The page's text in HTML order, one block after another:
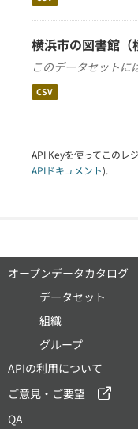
横浜市の図書館
このデータセットに
CSV
API Keyを使ってこのレ
APIドキュメント).
オープンデータカタログ
データセット
組織
グループ
APIの利用について
ご意見・ご要望
QA